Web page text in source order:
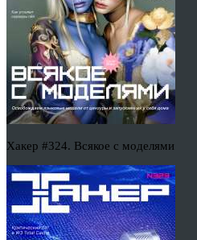
Хакер #324. Всякое с моделями